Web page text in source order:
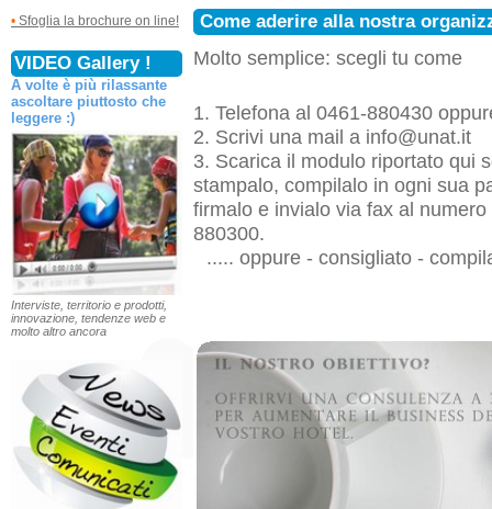
• Sfoglia la brochure on line!
VIDEO Gallery !
A volte è più rilassante
ascoltare piuttosto che
leggere :)
Interviste, territorio e prodotti,
innovazione, tendenze web e
molto altro ancora
Come aderire alla nostra
Molto semplice: scegli tu come
1. Telefona al 0461-880430
2. Scrivi una mail a info@unat.it
3. Scarica il modulo riportato qui
stampalo, compilalo in ogni sua
firmalo e invialo via fax al numero
880300.
..... oppure - consigliato -